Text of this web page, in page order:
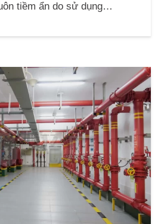
tiềm ẩn do sử dụng…